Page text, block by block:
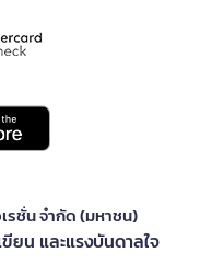
รชั่น จำกัด (มหาชน)
ยน และแรงบันดาลใจ